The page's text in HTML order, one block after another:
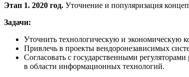
Этап 1. 2020 год. Уточнение и популяризация
Задачи:
Уточнить технологическую и экономическую
Привлечь в проекты вендоронезависимых
Согласовать с государственными
в области информационных технологий.